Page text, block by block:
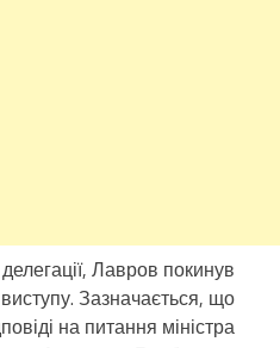
Лавров покинув
Зазначається, що
на питання міністра